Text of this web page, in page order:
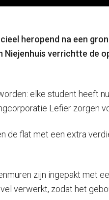
heropend na een
Niejenhuis verrichtte de
elke student heeft
Lefier zorgen
de flat met een extra
zijn ingepakt met
verwerkt, zodat het